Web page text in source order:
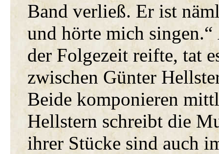
Band verließ. Er ist
und hörte mich
der Folgezeit reifte, tat
zwischen Günter
Beide komponieren
Hellstern schreibt die
ihrer Stücke sind auch